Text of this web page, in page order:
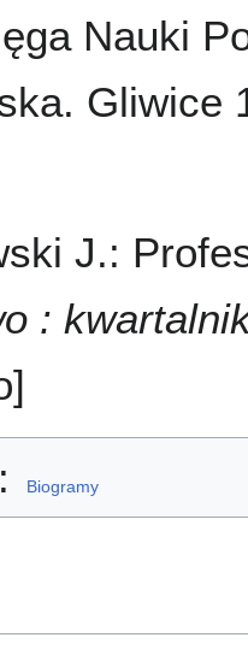
Nauki
Gliwice
J.:
:
Biogramy